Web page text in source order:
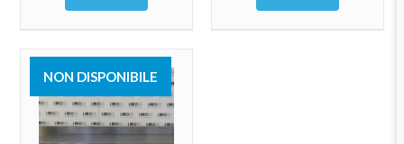
VENDUTO
NON DISPONIBILE